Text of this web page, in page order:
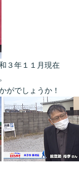
３年１１月現在
がでしょうか！